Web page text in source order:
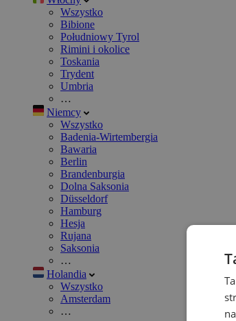
Wszystko
Bibione
Południowy Tyrol
Rimini i okolice
Toskania
Trydent
Umbria
…
Niemcy
Wszystko
Badenia-Wirtembergia
Bawaria
Berlin
Brandenburgia
Dolna Saksonia
Düsseldorf
Hamburg
Hesja
Rujana
Saksonia
…
Holandia
Wszystko
Amsterdam
…